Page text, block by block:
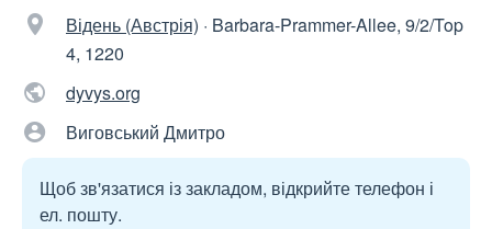
Відень (Австрія) · Barbara-Prammer-Allee, 9/2/Top
4, 1220
dyvys.org
Виговський Дмитро
Щоб зв'язатися із закладом, відкрийте телефон і
ел. пошту.